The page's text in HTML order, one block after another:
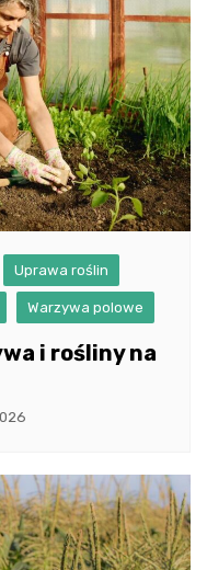
Uprawa roślin
Warzywa polowe
i rośliny na